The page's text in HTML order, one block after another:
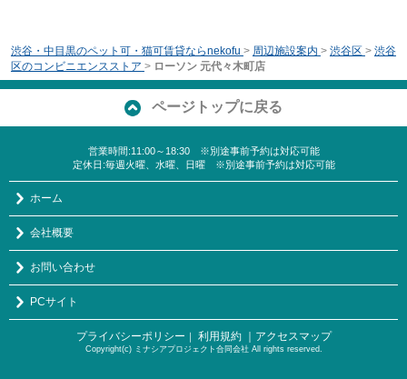
渋谷・中目黒のペット可・猫可賃貸ならnekofu > 周辺施設案内 > 渋谷区 > 渋谷
区のコンビニエンスストア > ローソン 元代々木町店
ページトップに戻る
営業時間:11:00～18:30 ※別途事前予約は対応可能
定休日:毎週火曜、水曜、日曜 ※別途事前予約は対応可能
ホーム
会社概要
お問い合わせ
PCサイト
プライバシーポリシー ｜ 利用規約 ｜アクセスマップ
Copyright(c) ミナシアプロジェクト合同会社 All rights reserved.